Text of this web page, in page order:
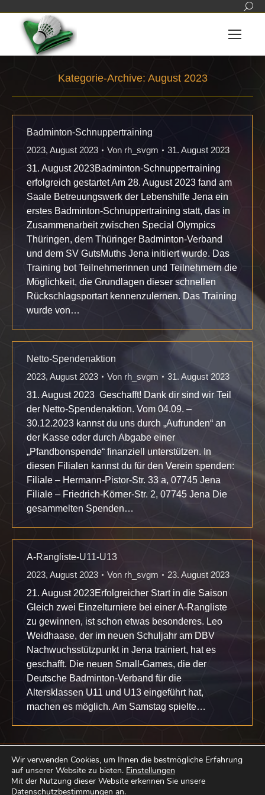
Kategorie-Archive: August 2023
Badminton-Schnuppertraining
2023, August 2023 Von rh_svgm
31. August 2023
31. August 2023Badminton-Schnuppertraining
erfolgreich gestartet Am 28. August 2023 fand am
Saale Betreuungswerk der Lebenshilfe Jena ein
erstes Badminton-Schnuppertraining statt, das in
Zusammenarbeit zwischen Special Olympics
Thüringen, dem Thüringer Badminton-Verband
und dem SV GutsMuths Jena initiiert wurde. Das
Training bot Teilnehmerinnen und Teilnehmern die
Möglichkeit, die Grundlagen dieser schnellen
Rückschlagsportart kennenzulernen. Das Training
wurde von…
Netto-Spendenaktion
2023, August 2023 Von rh_svgm
31. August 2023
31. August 2023 Geschafft! Dank dir sind wir Teil
der Netto-Spendenaktion. Vom 04.09. –
30.12.2023 kannst du uns durch „Aufrunden“ an
der Kasse oder durch Abgabe einer
„Pfandbonspende“ finanziell unterstützen. In
diesen Filialen kannst du für den Verein spenden:
Filiale – Hermann-Pistor-Str. 33 a, 07745 Jena
Filiale – Friedrich-Körner-Str. 2, 07745 Jena Die
gesammelten Spenden…
A-Rangliste-U11-U13
2023, August 2023 Von rh_svgm
23. August 2023
21. August 2023Erfolgreicher Start in die Saison
Gleich zwei Einzelturniere bei einer A-Rangliste
zu gewinnen, ist schon etwas besonderes. Leo
Weidhaase, der im neuen Schuljahr am DBV
Nachwuchsstützpunkt in Jena trainiert, hat es
geschafft. Die neuen Small-Games, die der
Deutsche Badminton-Verband für die
Altersklassen U11 und U13 eingeführt hat,
machen es möglich. Am Samstag spielte…
Wir verwenden Cookies, um Ihnen die bestmögliche Erfahrung
auf unserer Website zu bieten. Einstellungen
Mit der Nutzung dieser Website erkennen Sie unsere
Datenschutzbestimmungen an.